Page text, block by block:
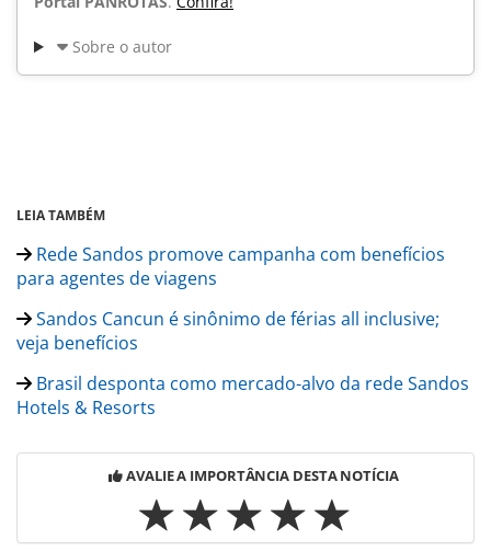
Sobre o autor
LEIA TAMBÉM
Rede Sandos promove campanha com benefícios
para agentes de viagens
Sandos Cancun é sinônimo de férias all inclusive;
veja benefícios
Brasil desponta como mercado-alvo da rede Sandos
Hotels & Resorts
AVALIE A IMPORTÂNCIA DESTA NOTÍCIA